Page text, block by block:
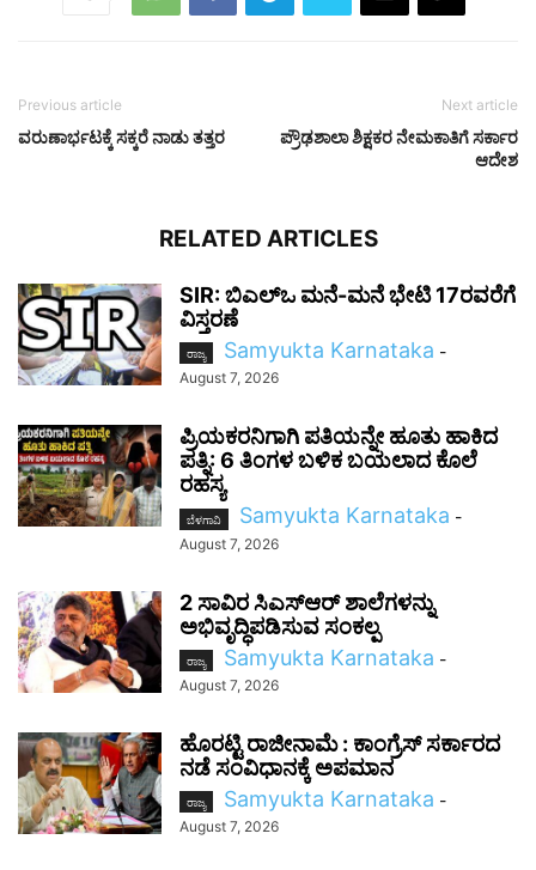
Previous article
ವರುಣಾರ್ಭಟಕ್ಕೆ ಸಕ್ಕರೆ ನಾಡು ತತ್ತರ
Next article
ಪ್ರೌಢಶಾಲಾ ಶಿಕ್ಷಕರ ನೇಮಕಾತಿಗೆ ಸರ್ಕಾರ
ಆದೇಶ
RELATED ARTICLES
SIR: ಬಿಎಲ್ಒ ಮನೆ-ಮನೆ ಭೇಟಿ 17ರವರೆಗೆ
ವಿಸ್ತರಣೆ
ರಾಜ್ಯ Samyukta Karnataka -
August 7, 2026
ಪ್ರಿಯಕರನಿಗಾಗಿ ಪತಿಯನ್ನೇ ಹೂತು ಹಾಕಿದ
ಪತ್ನಿ: 6 ತಿಂಗಳ ಬಳಿಕ ಬಯಲಾದ ಕೊಲೆ
ರಹಸ್ಯ
ಬೆಳಗಾವಿ Samyukta Karnataka -
August 7, 2026
2 ಸಾವಿರ ಸಿಎಸ್‌ಆರ್ ಶಾಲೆಗಳನ್ನು
ಅಭಿವೃದ್ಧಿಪಡಿಸುವ ಸಂಕಲ್ಪ
ರಾಜ್ಯ Samyukta Karnataka -
August 7, 2026
ಹೊರಟ್ಟಿ ರಾಜೀನಾಮೆ : ಕಾಂಗ್ರೆಸ್ ಸರ್ಕಾರದ
ನಡೆ ಸಂವಿಧಾನಕ್ಕೆ ಅಪಮಾನ
ರಾಜ್ಯ Samyukta Karnataka -
August 7, 2026